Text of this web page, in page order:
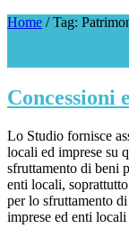
Home /Tag:
Concessioni
Lo Studio fornisce
locali ed imprese su
sfruttamento di beni
enti locali,
per lo sfruttamento
imprese ed enti